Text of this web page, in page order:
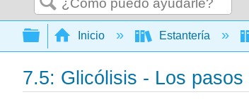
Buscar
Expandir/contraer
Inicio Estantería
7.5: Glicólisis - Los